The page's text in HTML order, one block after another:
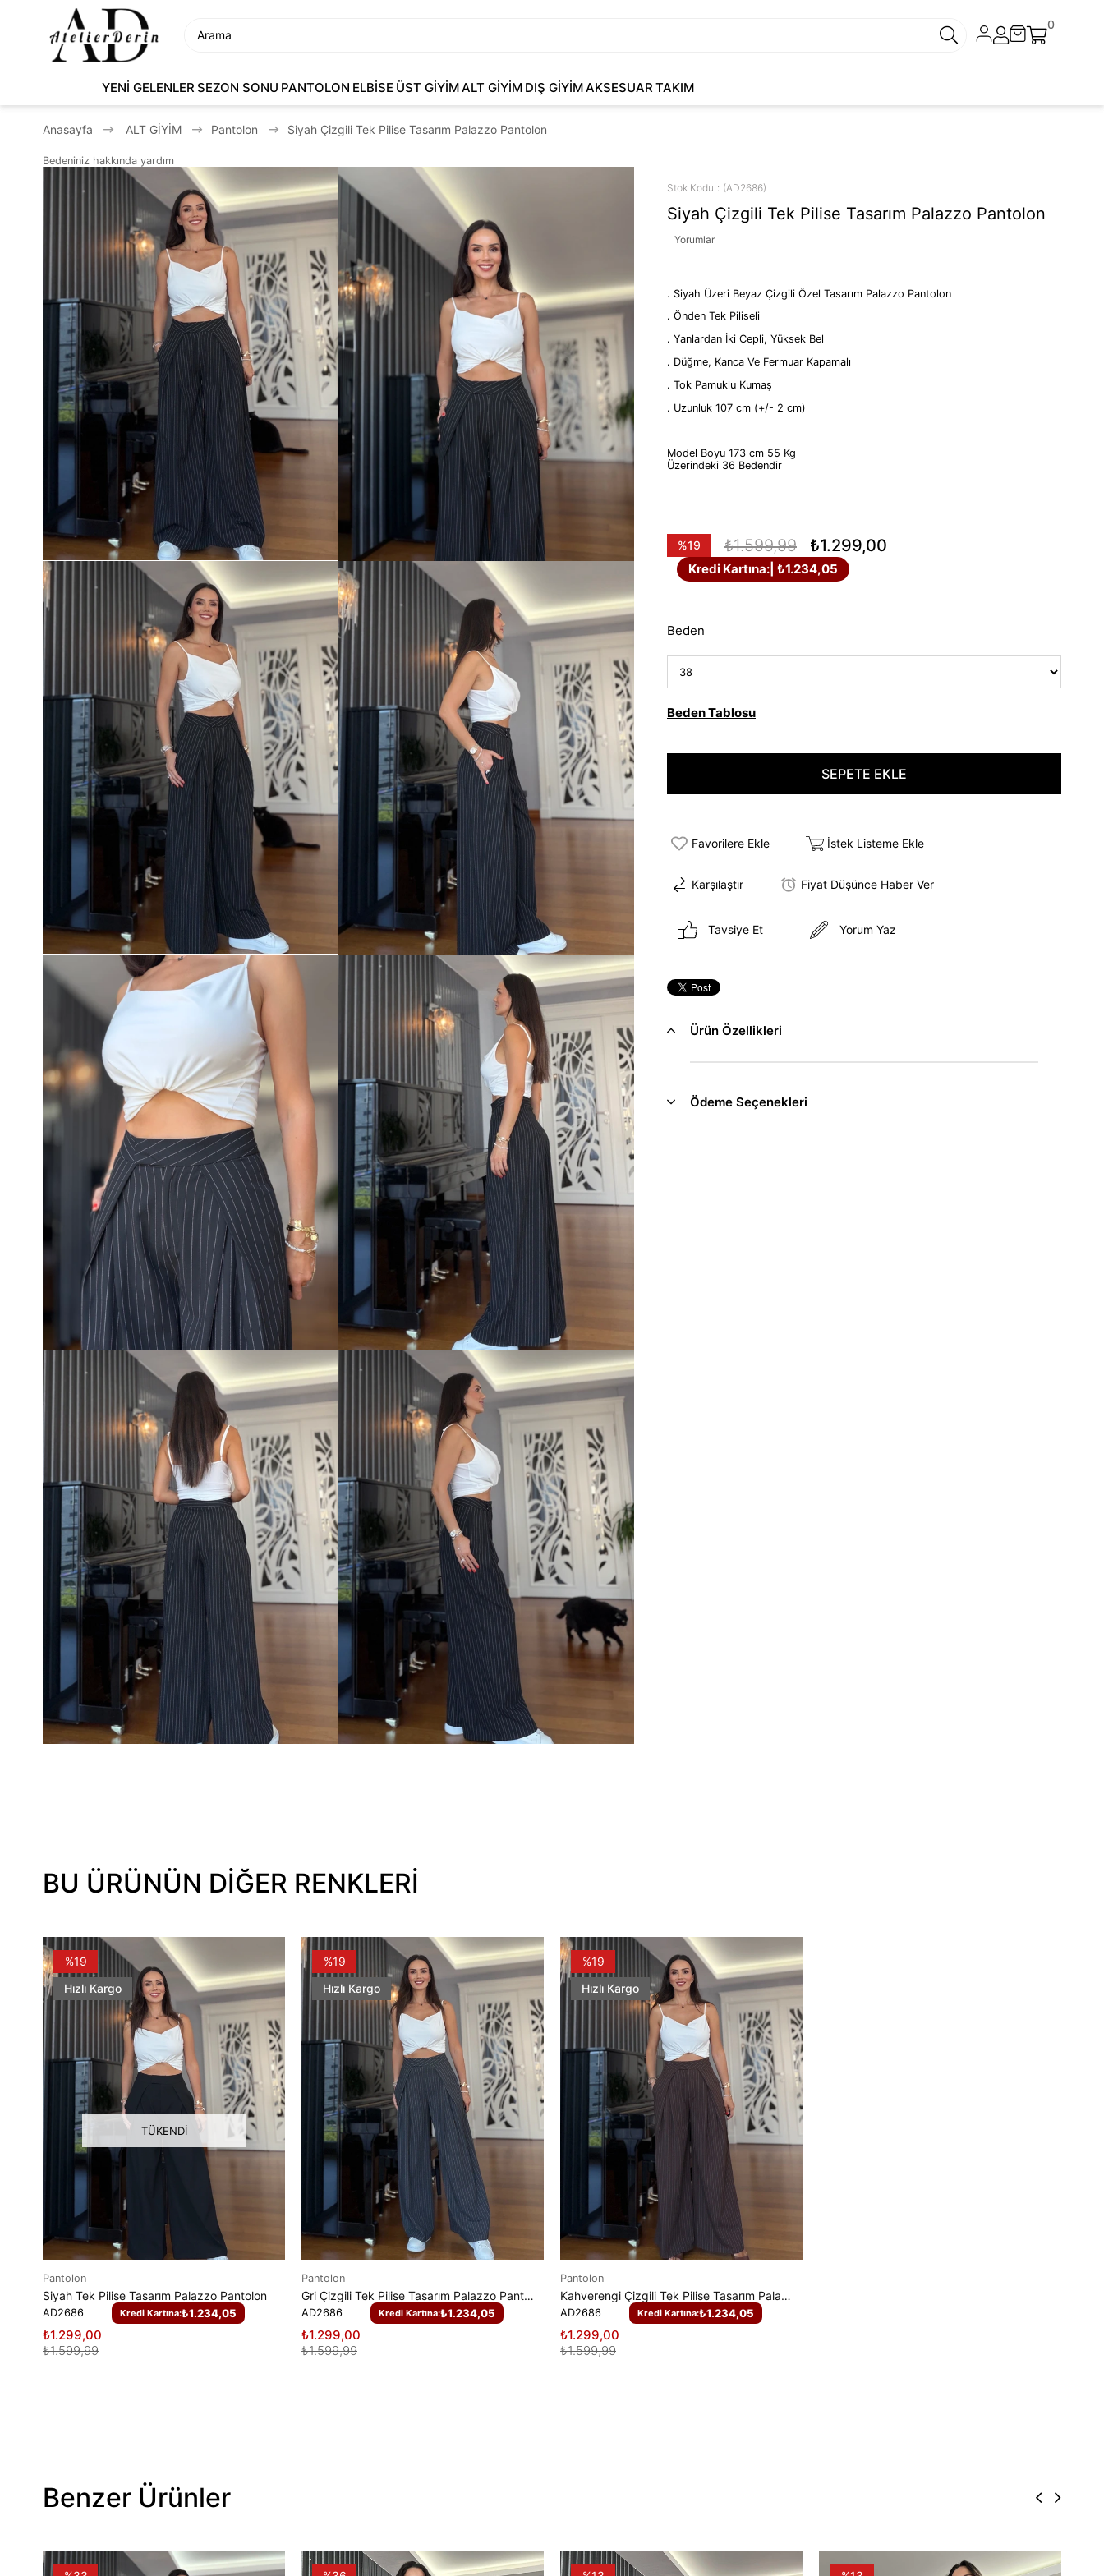
0
YENİ GELENLER SEZON SONU PANTOLON ELBİSE ÜST GİYİMALT GİYİM DIŞ GİYİMAKSESUAR TAKIM
Anasayfa ALT GİYİM Pantolon Siyah Çizgili Tek Pilise Tasarım Palazzo Pantolon
Bedeniniz hakkında yardım
Stok Kodu (AD2686)
Siyah Çizgili Tek Pilise Tasarım Palazzo Pantolon
Yorumlar
. Siyah Üzeri Beyaz Çizgili Özel Tasarım Palazzo Pantolon
. Önden Tek Piliseli
. Yanlardan İki Cepli, Yüksek Bel
. Düğme, Kanca Ve Fermuar Kapamalı
. Tok Pamuklu Kumaş
. Uzunluk 107 cm (+/- 2 cm)
Model Boyu 173 cm 55 Kg
Üzerindeki 36 Bedendir
%19
İndirim
₺1.599,99 ₺1.299,00
Kredi Kartına: | ₺1.234,05
Beden
Beden Tablosu
Favorilere Ekle İstek Listeme Ekle
Karşılaştır Fiyat Düşünce Haber Ver
Tavsiye Et Yorum Yaz
Ürün Özellikleri
Ödeme Seçenekleri
BU ÜRÜNÜN DİĞER RENKLERİ
TÜKENDI
Pantolon
Siyah Tek Pilise Tasarım Palazzo Pantolon
AD2686
₺1.299,00
₺1.599,99
Kredi Kartına:₺1.234,05
%19
Hızlı Kargo
Pantolon
Gri Çizgili Tek Pilise Tasarım Palazzo Pantolon
AD2686
₺1.299,00
₺1.599,99
Kredi Kartına:₺1.234,05
%19
Hızlı Kargo
Pantolon
Kahverengi Çizgili Tek Pilise Tasarım Palazzo Pantolon
AD2686
₺1.299,00
₺1.599,99
Kredi Kartına:₺1.234,05
%19
Hızlı Kargo
Benzer Ürünler